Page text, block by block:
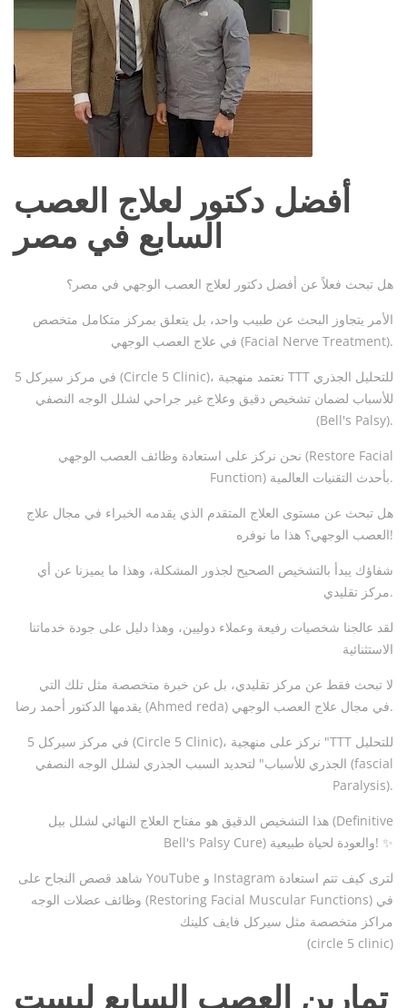
أفضل دكتور لعلاج العصب
السابع في مصر
هل تبحث فعلاً عن أفضل دكتور لعلاج العصب الوجهي في مصر؟
الأمر يتجاوز البحث عن طبيب واحد، بل يتعلق بمركز متكامل متخصص
في علاج العصب الوجهي (Facial Nerve Treatment).
في مركز سيركل 5 (Circle 5 Clinic)، نعتمد منهجية TTT للتحليل الجذري
للأسباب لضمان تشخيص دقيق وعلاج غير جراحي لشلل الوجه النصفي
(Bell's Palsy).
نحن نركز على استعادة وظائف العصب الوجهي (Restore Facial
Function) بأحدث التقنيات العالمية.
هل تبحث عن مستوى العلاج المتقدم الذي يقدمه الخبراء في مجال علاج
العصب الوجهي؟ هذا ما نوفره!
شفاؤك يبدأ بالتشخيص الصحيح لجذور المشكلة، وهذا ما يميزنا عن أي
مركز تقليدي.
لقد عالجنا شخصيات رفيعة وعملاء دوليين، وهذا دليل على جودة خدماتنا
الاستثنائية
لا تبحث فقط عن مركز تقليدي، بل عن خبرة متخصصة مثل تلك التي
يقدمها الدكتور أحمد رضا (Ahmed reda) في مجال علاج العصب الوجهي.
في مركز سيركل 5 (Circle 5 Clinic)، نركز على منهجية "TTT للتحليل
الجذري للأسباب" لتحديد السبب الجذري لشلل الوجه النصفي (fascial
Paralysis).
هذا التشخيص الدقيق هو مفتاح العلاج النهائي لشلل بيل (Definitive
Bell's Palsy Cure) والعودة لحياة طبيعية! ✨
شاهد قصص النجاح على YouTube و Instagram لترى كيف تتم استعادة
وظائف عضلات الوجه (Restoring Facial Muscular Functions) في
مراكز متخصصة مثل سيركل فايف كلينك
(circle 5 clinic)
تمارين العصب السابع ليست